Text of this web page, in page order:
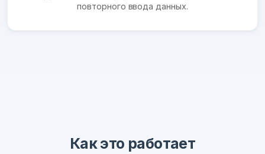
повторного ввода данных.
Как это работает